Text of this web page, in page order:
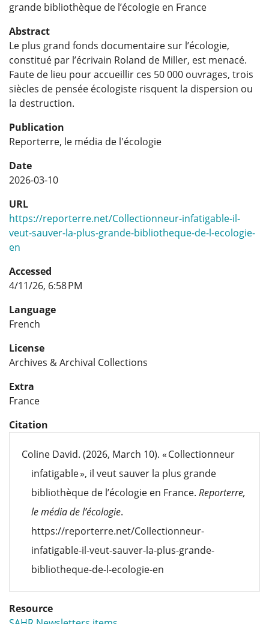
grande bibliothèque de l’écologie en France
Abstract
Le plus grand fonds documentaire sur l’écologie,
constitué par l’écrivain Roland de Miller, est menacé.
Faute de lieu pour accueillir ces 50 000 ouvrages, trois
siècles de pensée écologiste risquent la dispersion ou
la destruction.
Publication
Reporterre, le média de l'écologie
Date
2026-03-10
URL
https://reporterre.net/Collectionneur-infatigable-il-
veut-sauver-la-plus-grande-bibliotheque-de-l-ecologie-
en
Accessed
4/11/26, 6:58 PM
Language
French
License
Archives & Archival Collections
Extra
France
Citation
Coline David. (2026, March 10). « Collectionneur
infatigable », il veut sauver la plus grande
bibliothèque de l’écologie en France. Reporterre,
le média de l’écologie.
https://reporterre.net/Collectionneur-
infatigable-il-veut-sauver-la-plus-grande-
bibliotheque-de-l-ecologie-en
Resource